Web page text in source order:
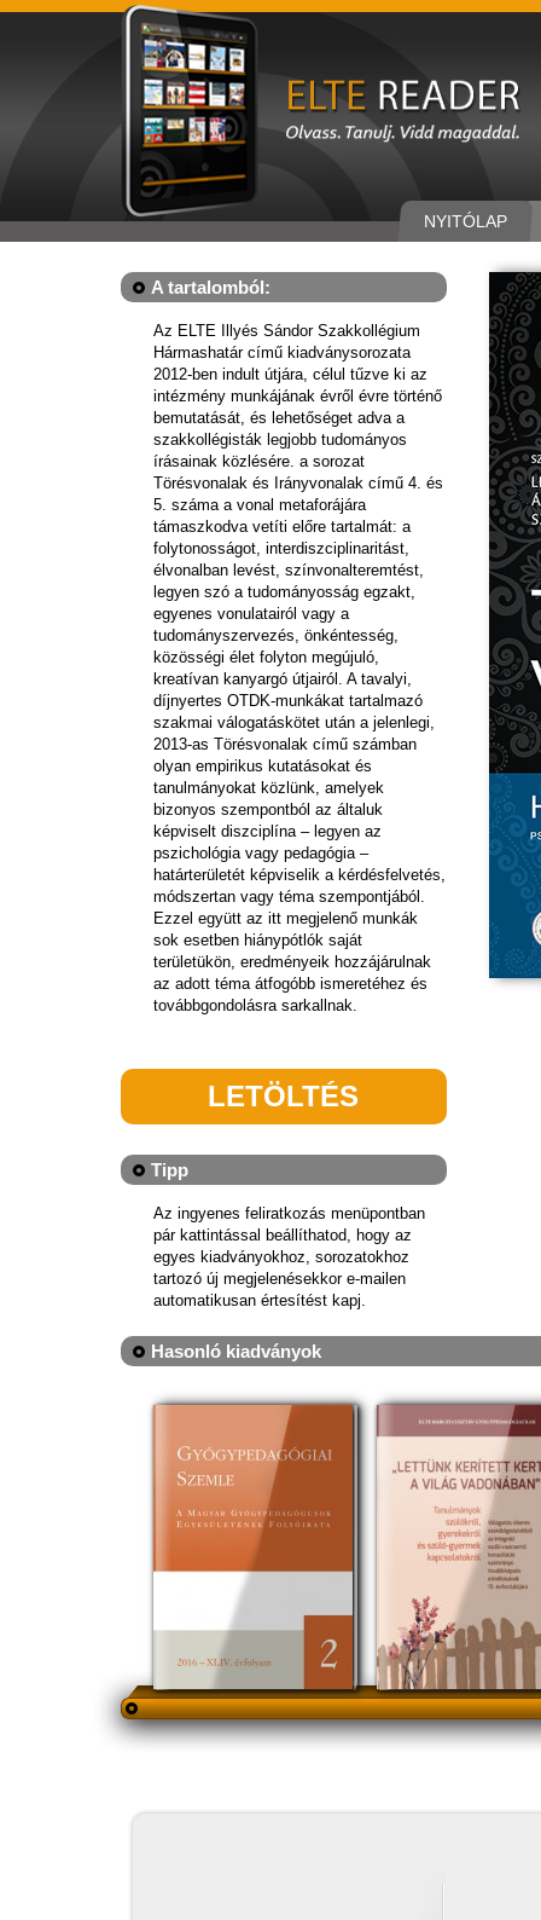
NYITÓLAP
A tartalomból:
Az ELTE Illyés Sándor Szakkollégium
Hármashatár című kiadványsorozata
2012-ben indult útjára, célul tűzve ki az
intézmény munkájának évről évre történő
bemutatását, és lehetőséget adva a
szakkollégisták legjobb tudományos
írásainak közlésére. a sorozat
Törésvonalak és Irányvonalak című 4. és
5. száma a vonal metaforájára
támaszkodva vetíti előre tartalmát: a
folytonosságot, interdiszciplinaritást,
élvonalban levést, színvonalteremtést,
legyen szó a tudományosság egzakt,
egyenes vonulatairól vagy a
tudományszervezés, önkéntesség,
közösségi élet folyton megújuló,
kreatívan kanyargó útjairól. A tavalyi,
díjnyertes OTDK-munkákat tartalmazó
szakmai válogatáskötet után a jelenlegi,
2013-as Törésvonalak című számban
olyan empirikus kutatásokat és
tanulmányokat közlünk, amelyek
bizonyos szempontból az általuk
képviselt diszciplína – legyen az
pszichológia vagy pedagógia –
határterületét képviselik a kérdésfelvetés,
módszertan vagy téma szempontjából.
Ezzel együtt az itt megjelenő munkák
sok esetben hiánypótlók saját
területükön, eredményeik hozzájárulnak
az adott téma átfogóbb ismeretéhez és
továbbgondolásra sarkallnak.
LETÖLTÉS
Tipp
Az ingyenes feliratkozás menüpontban
pár kattintással beállíthatod, hogy az
egyes kiadványokhoz, sorozatokhoz
tartozó új megjelenésekkor e-mailen
automatikusan értesítést kapj.
Hasonló kiadványok